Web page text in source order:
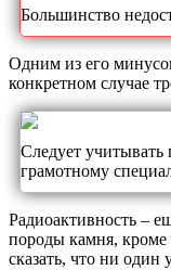
Большинство
Одним из его
конкретном случае
Следует учитывать
грамотному
Радиоактивность –
породы камня, кроме
сказать, что ни один